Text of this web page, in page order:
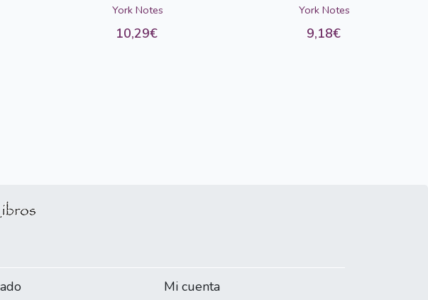
Limited
York Notes
10,29€
Limited
York Notes
9,18€
Mi cuenta